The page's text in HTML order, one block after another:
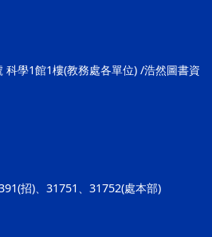
學1館1樓(教務處各單位) /浩然圖書資
招)、31751、31752(處本部)